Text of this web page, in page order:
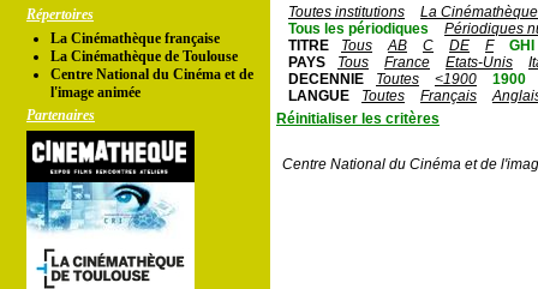
Répertoires
La Cinémathèque française
La Cinémathèque de Toulouse
Centre National du Cinéma et de
l'image animée
Partenaires
Toutes institutions
La
Tous les périodiques
Périodiques
TITRE
Tous AB C DE F
GHI
PAYS
Tous France Etats-Unis
DECENNIE
Toutes <1900
1900
LANGUE
Toutes Français
Réinitialiser les critères
Centre National du Cinéma et de